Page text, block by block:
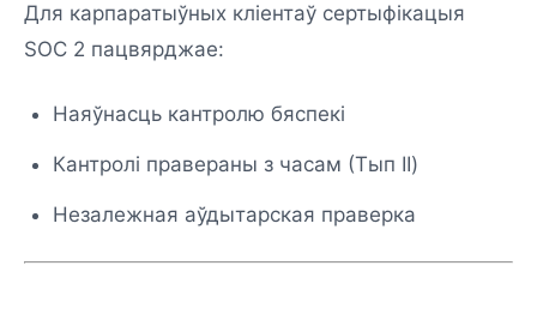
Для карпаратыўных кліентаў сертыфікацыя
SOC 2 пацвярджае:
Наяўнасць кантролю бяспекі
Кантролі правераны з часам (Тып II)
Незалежная аўдытарская праверка